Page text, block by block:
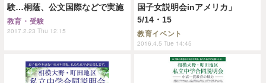
験…桐蔭、公文国際などで実施
教育・受験
2017.2.23 Thu 12:15
国子女説明会inアメリカ」
5/14・15
教育イベント
2016.4.5 Tue 14:45